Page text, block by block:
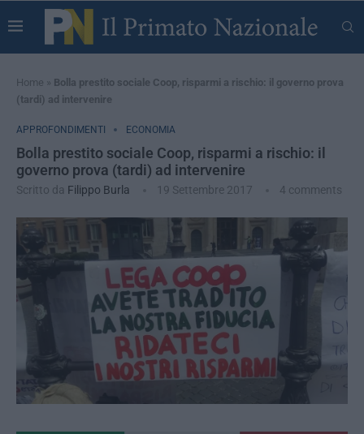
Home » Bolla prestito sociale Coop, risparmi a rischio: il governo prova
(tardi) ad intervenire
APPROFONDIMENTI ECONOMIA
Bolla prestito sociale Coop, risparmi a rischio: il
governo prova (tardi) ad intervenire
Scritto da Filippo Burla 19 Settembre 2017 4 comments